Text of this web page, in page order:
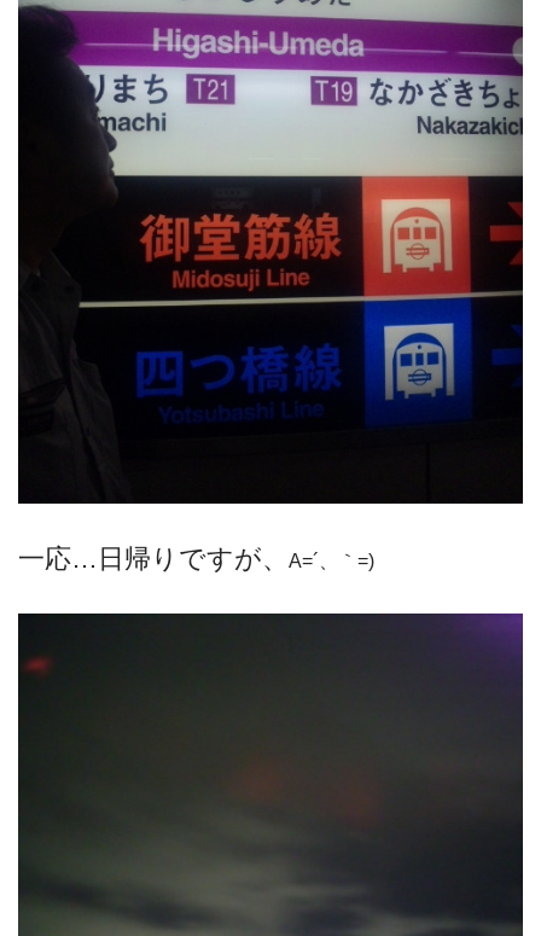
一応…日帰りですが、 A=´、｀=)ゞ